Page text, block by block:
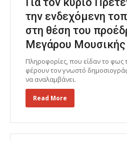
την ενδεχόμενη
στη θέση του
Μεγάρου
Πληροφορίες, που είδαν το φως
φέρουν τον γνωστό
να αναλαμβάνει.
Read More